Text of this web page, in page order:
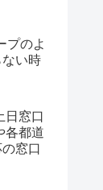
プのよ
ない時
日窓口
各都道
窓口